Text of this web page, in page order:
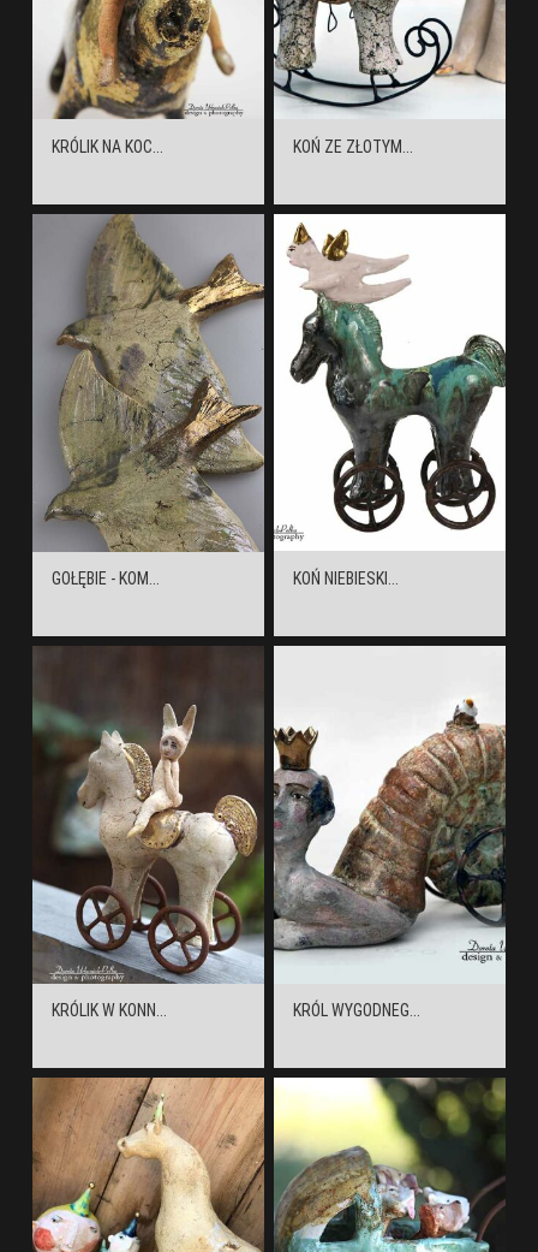
KRÓLIK NA KOC... KOŃ ZE ZŁOTYM...
GOŁĘBIE - KOM... KOŃ NIEBIESKI...
KRÓLIK W KONN... KRÓL WYGODNEG...